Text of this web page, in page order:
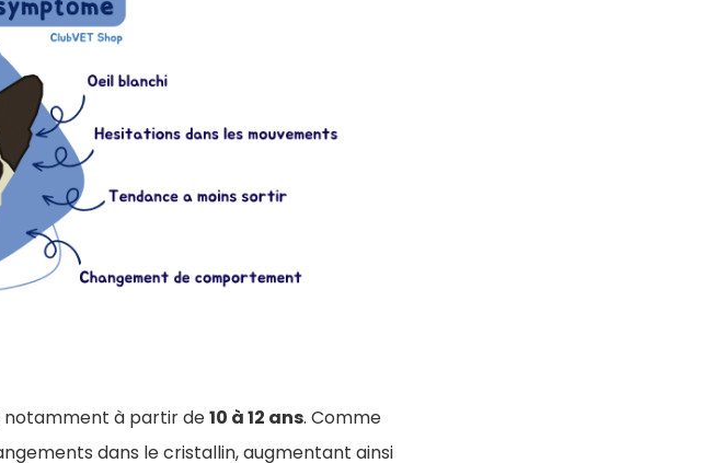
notamment à partir de10 à 12 ans. Comme
dans le cristallin, augmentant ainsi